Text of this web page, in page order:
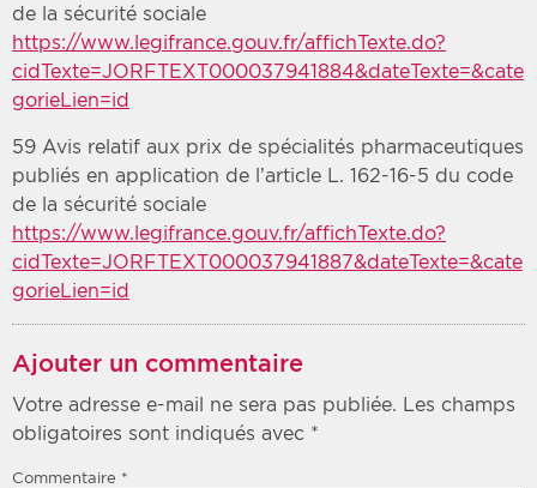
de la sécurité sociale
https://www.legifrance.gouv.fr/affichTexte.do?
cidTexte=JORFTEXT000037941884&dateTexte=&cate
gorieLien=id
59 Avis relatif aux prix de spécialités pharmaceutiques
publiés en application de l’article L. 162-16-5 du code
de la sécurité sociale
https://www.legifrance.gouv.fr/affichTexte.do?
cidTexte=JORFTEXT000037941887&dateTexte=&cate
gorieLien=id
Ajouter un commentaire
Votre adresse e-mail ne sera pas publiée. Les champs
obligatoires sont indiqués avec *
Commentaire *